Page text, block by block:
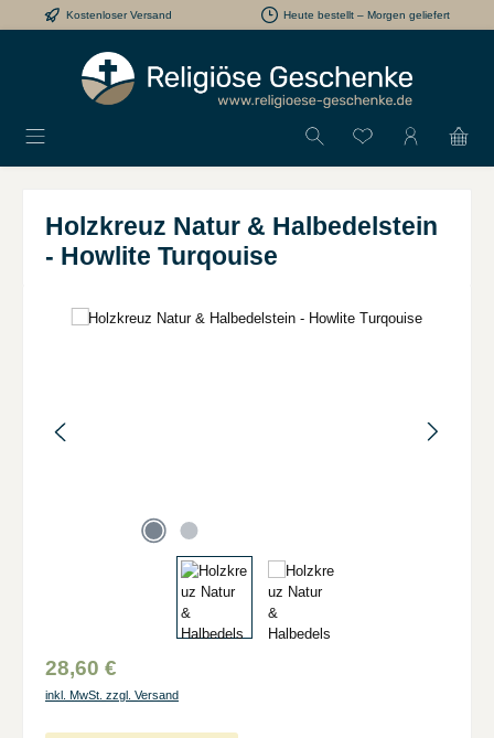
Zum Hauptinhalt springen
Kostenloser Versand Heute bestellt – Morgen geliefert
Du hast 0
Holzkreuz Natur & Halbedelstein
- Howlite Turqouise
Bildergalerie überspringen
28,60 €
inkl. MwSt. zzgl. Versand